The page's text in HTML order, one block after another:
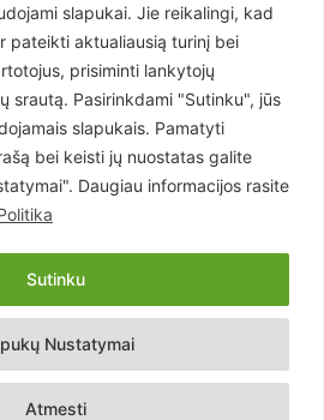
slapukai. Jie reikalingi, kad
pateikti aktualiausią turinį bei
prisiminti lankytojų
srautą. Pasirinkdami "Sutinku", jūs
slapukais. Pamatyti
bei keisti jų nuostatas galite
Daugiau informacijos rasite
Nustatymai
Atmesti
Sutinku
1497
619
„Goruva“. Visos teisės saugomos.
Politika Naudojimosi Taisyklės